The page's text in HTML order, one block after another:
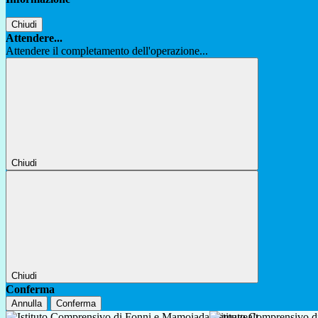
Chiudi
Attendere...
Attendere il completamento dell'operazione...
Chiudi
Chiudi
Conferma
Annulla Conferma